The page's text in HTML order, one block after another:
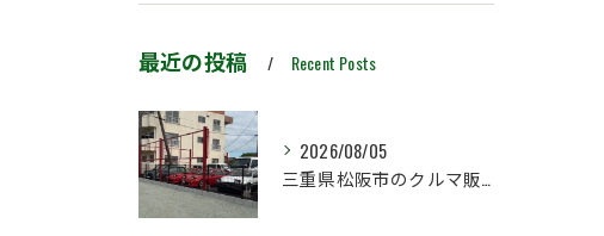
最近の投稿 Recent Posts
2026/08/05
三重県松阪市のクルマ販売店マーヴェリックカーズです‼️